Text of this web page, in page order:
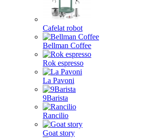
Cafelat robot
Bellman Coffee
Rok espresso
La Pavoni
9Barista
Rancilio
Goat story